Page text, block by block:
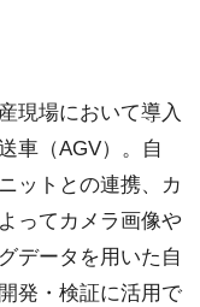
現場において導入
車（AGV）。自
ットとの連携、カ
ってカメラ画像や
データを用いた自
発・検証に活用で